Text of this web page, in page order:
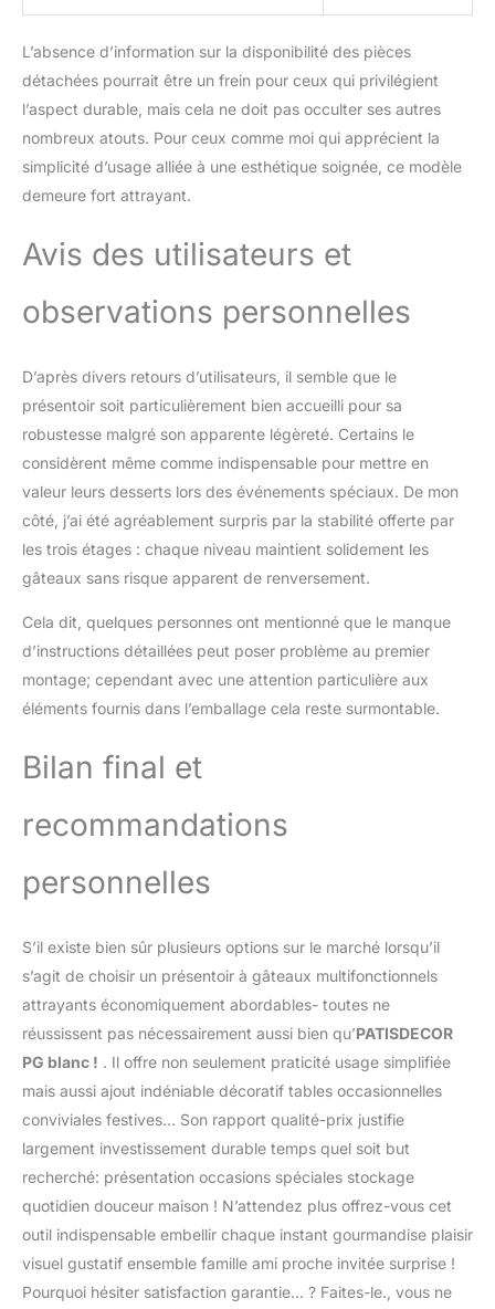
L’absence d’information sur la disponibilité des pièces
détachées pourrait être un frein pour ceux qui privilégient
l’aspect durable, mais cela ne doit pas occulter ses autres
nombreux atouts. Pour ceux comme moi qui apprécient la
simplicité d’usage alliée à une esthétique soignée, ce modèle
demeure fort attrayant.
Avis des utilisateurs et
observations personnelles
D’après divers retours d’utilisateurs, il semble que le
présentoir soit particulièrement bien accueilli pour sa
robustesse malgré son apparente légèreté. Certains le
considèrent même comme indispensable pour mettre en
valeur leurs desserts lors des événements spéciaux. De mon
côté, j’ai été agréablement surpris par la stabilité offerte par
les trois étages : chaque niveau maintient solidement les
gâteaux sans risque apparent de renversement.
Cela dit, quelques personnes ont mentionné que le manque
d’instructions détaillées peut poser problème au premier
montage; cependant avec une attention particulière aux
éléments fournis dans l’emballage cela reste surmontable.
Bilan final et
recommandations
personnelles
S’il existe bien sûr plusieurs options sur le marché lorsqu’il
s’agit de choisir un présentoir à gâteaux multifonctionnels
attrayants économiquement abordables- toutes ne
réussissent pas nécessairement aussi bien qu’PATISDECOR
PG blanc ! . Il offre non seulement praticité usage simplifiée
mais aussi ajout indéniable décoratif tables occasionnelles
conviviales festives… Son rapport qualité-prix justifie
largement investissement durable temps quel soit but
recherché: présentation occasions spéciales stockage
quotidien douceur maison ! N’attendez plus offrez-vous cet
outil indispensable embellir chaque instant gourmandise plaisir
visuel gustatif ensemble famille ami proche invitée surprise !
Pourquoi hésiter satisfaction garantie… ? Faites-le., vous ne